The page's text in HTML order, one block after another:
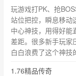
玩游戏打PK、抢
站位把控，瞬息移动
中心神技，用得好能
差距。很多新手玩家
白白浪费了这个神技
1.76精品传奇